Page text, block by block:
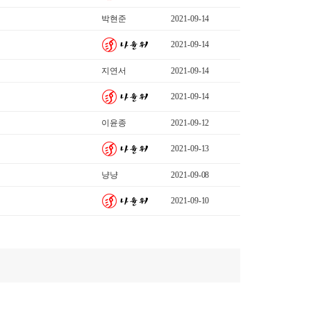
박현준 2021-09-14
2021-09-14
지연서 2021-09-14
2021-09-14
이윤종 2021-09-12
2021-09-13
냥냥 2021-09-08
2021-09-10